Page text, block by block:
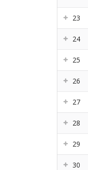
23
24
25
26
27
28
29
30